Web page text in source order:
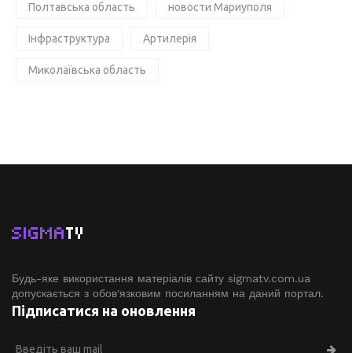
Полтавська область новости Мариуполя
Інфраструктура Артилерія
Миколаївська область
SIGMATV
Будь-яке використання матеріалів сайту sigmatv.com.ua
допускається з обов'язковим посиланням на даний портал.
Підписатися на оновлення